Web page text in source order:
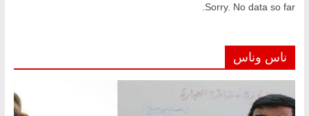
Sorry. No data so far.
ناس وناس